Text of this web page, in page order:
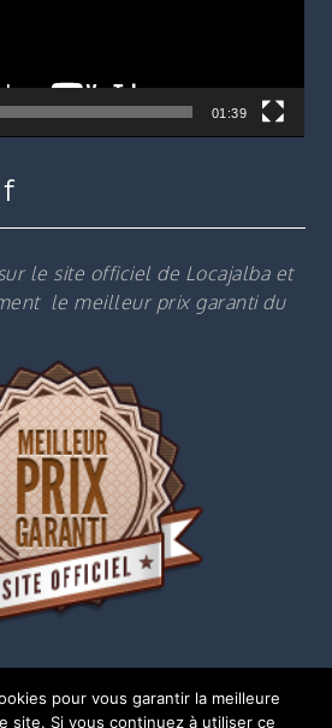
01:39
le site officiel de Locajalba et
le meilleur prix garanti du
pour vous garantir la meilleure
site. Si vous continuez à utiliser ce